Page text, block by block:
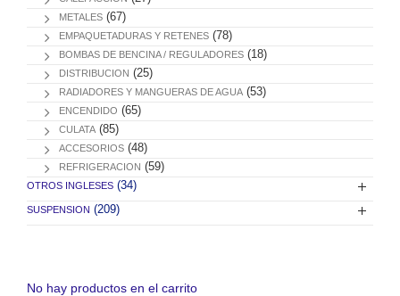
METALES (67)
EMPAQUETADURAS Y RETENES (78)
BOMBAS DE BENCINA / REGULADORES (18)
DISTRIBUCION (25)
RADIADORES Y MANGUERAS DE AGUA (53)
ENCENDIDO (65)
CULATA (85)
ACCESORIOS (48)
REFRIGERACION (59)
OTROS INGLESES (34)
SUSPENSION (209)
No hay productos en el carrito